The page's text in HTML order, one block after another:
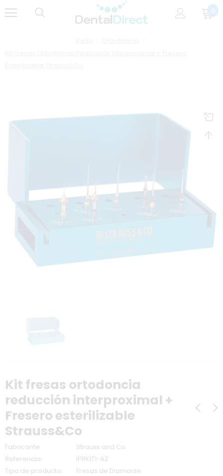
0
Kit fresas ortodoncia
reducción interproximal +
Fresero esterilizable
Strauss&Co
Fabricante:
Strauss and Co
Referencia:
IPRKIT1-AZ
Tipo de producto:
Fresas de Diamante